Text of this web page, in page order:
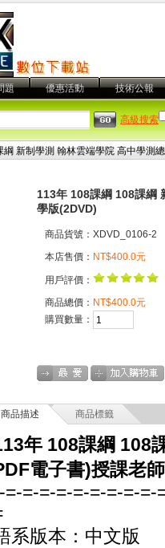
題 優惠活動 技術公報
高級搜索
新制學測 翰林雲端學院 高中學測
113年 108課綱 108課綱
學版(2DVD)
商品貨號：XDVD_0106-2
本店售價： NT$400.0元
用戶評價：
商品總價： NT$400.0元
購買數量：
商品描述 商品標籤
年 108課綱 108
電子書)授課老
=-=-=-=-=-=-=-=-=-
系版本：中文版